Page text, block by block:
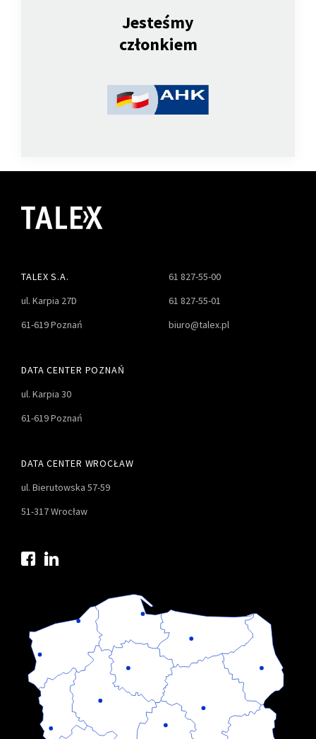
Jesteśmy
członkiem
TALEX S.A.
ul. Karpia 27D
61-619 Poznań
61 827-55-00
61 827-55-01
biuro@talex.pl
DATA CENTER POZNAŃ
ul. Karpia 30
61-619 Poznań
DATA CENTER WROCŁAW
ul. Bierutowska 57-59
51-317 Wrocław